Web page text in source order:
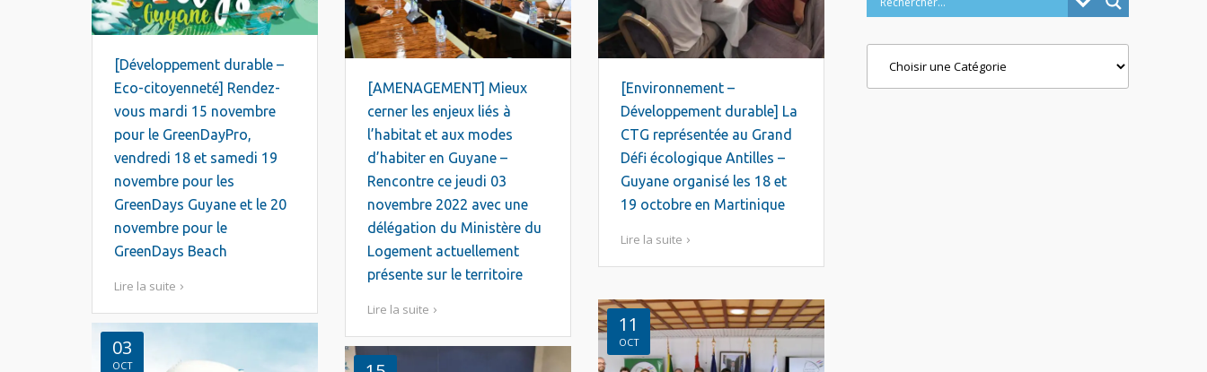
[Développement durable –
Eco-citoyenneté] Rendez-
vous mardi 15 novembre
pour le GreenDayPro,
vendredi 18 et samedi 19
novembre pour les
GreenDays Guyane et le 20
novembre pour le
GreenDays Beach
Lire la suite
[AMENAGEMENT] Mieux
cerner les enjeux liés à
l’habitat et aux modes
d’habiter en Guyane –
Rencontre ce jeudi 03
novembre 2022 avec une
délégation du Ministère du
Logement actuellement
présente sur le territoire
Lire la suite
[Environnement –
Développement durable] La
CTG représentée au Grand
Défi écologique Antilles –
Guyane organisé les 18 et
19 octobre en Martinique
Lire la suite
11
OCT
03
OCT